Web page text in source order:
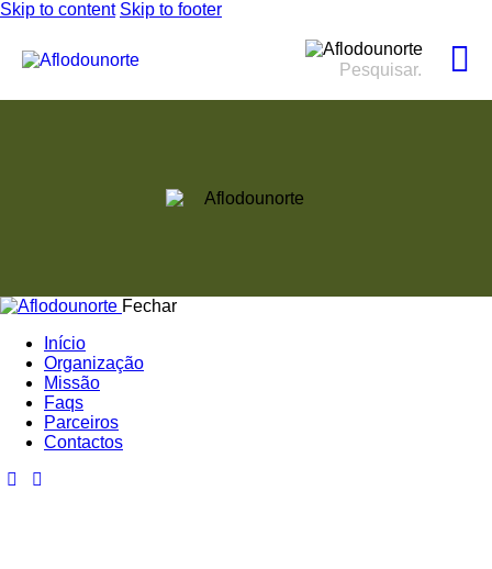
Skip to content Skip to footer
Fechar
Início
Organização
Missão
Faqs
Parceiros
Contactos